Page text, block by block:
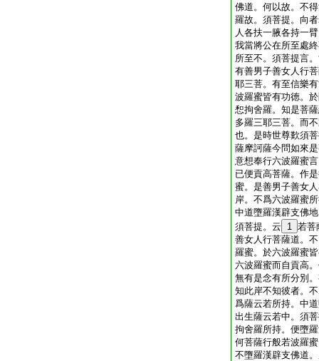
佛道。何以故。不
羅故。須菩提。向
人各扶一腋各持一
我當將公在所至處
所至不。須菩提言
有善男子善女人行
耶三菩。有至信樂
波羅蜜皆有功徳。
惒拘舍羅。知是菩
多羅三耶三菩。而
也。是時世尊歎須
薩摩訶薩今問如來
意想奉行六波羅蜜
已便貢高菩薩。作
蜜。是善男子善女
岸。不爲六波羅蜜
中道墮羅漢辟支佛
須菩提。云
1 若菩
善女人行菩薩道。
羅蜜。於六波羅蜜
六波羅蜜而自貢高
無有是念有所分別
知此岸不知彼者。
爲薩云若所持。中
出生薩云若中。須
拘舍羅所持。便墮
何菩薩行般若波羅
不墮羅漢辟支佛道